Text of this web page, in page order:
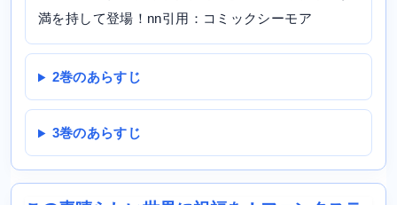
満を持して登場！nn引用：コミックシーモア
2巻のあらすじ
3巻のあらすじ